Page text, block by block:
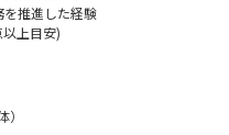
方：
え込む）のではなく、他者の強
ってチーム（組織）で高い成果
欲的な方を求めています。
営業サポートまで幅広く担当い
かし、チームの生産性向上に貢
を推進した経験
上目安)
位をつけて遂行する能力
遂行するホスピタリティ精神